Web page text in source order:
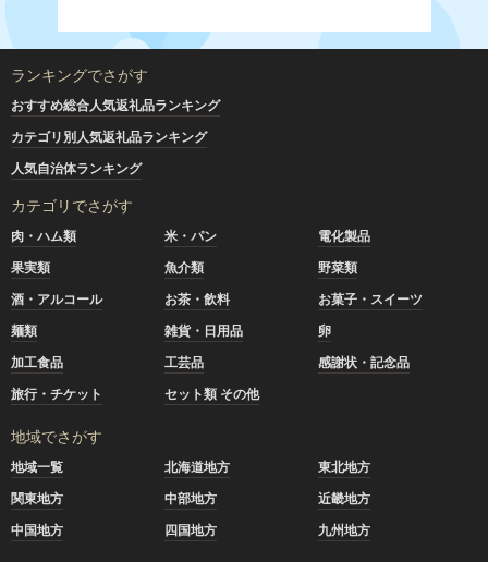
ランキングでさがす
おすすめ総合人気返礼品ランキング
カテゴリ別人気返礼品ランキング
人気自治体ランキング
カテゴリでさがす
肉・ハム類 米・パン
電化製品
果実類
魚介類
野菜類
酒・アルコール
お茶・飲料
お菓子・スイーツ
麺類
雑貨・日用品
卵
加工食品
工芸品
感謝状・記念品
旅行・チケット
セット類 その他
地域でさがす
地域一覧 北海道地方
東北地方
関東地方
中部地方
近畿地方
中国地方
四国地方 九州地方